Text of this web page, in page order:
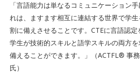
「言語能力は単なるコミュニケーション
れは、ますます相互に連結する世界で学
割に備えさせることです。CTEに言語認定
学生が技術的スキルと語学スキルの両方
備えることができます。」（ACTFL® 事
氏）